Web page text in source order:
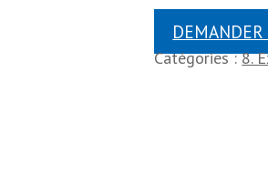
Catégories :8.